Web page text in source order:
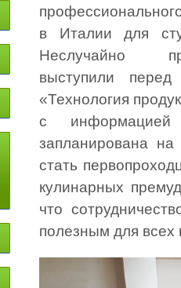
в Италии для
Неслучайно
выступили перед
«Технология
с информацией
запланирована
стать
кулинарных
что
полезным для всех